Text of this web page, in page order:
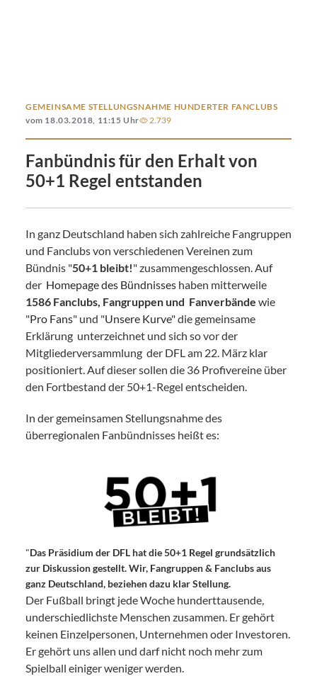
GEMEINSAME STELLUNGSNAHME HUNDERTER FANCLUBS
vom 18.03.2018, 11:15 Uhr
2.739
Fanbündnis für den Erhalt von
50+1 Regel entstanden
In ganz Deutschland haben sich zahlreiche Fangruppen
und Fanclubs von verschiedenen Vereinen zum
Bündnis "50+1 bleibt!" zusammengeschlossen. Auf
der Homepage des Bündnisses haben mitterweile
1586 Fanclubs, Fangruppen und Fanverbände wie
"Pro Fans" und "Unsere Kurve" die gemeinsame
Erklärung unterzeichnet und sich so vor der
Mitgliederversammlung der DFL am 22. März klar
positioniert. Auf dieser sollen die 36 Profivereine über
den Fortbestand der 50+1-Regel entscheiden.
In der gemeinsamen Stellungsnahme des
überregionalen Fanbündnisses heißt es:
"Das Präsidium der DFL hat die 50+1 Regel grundsätzlich
zur Diskussion gestellt. Wir, Fangruppen & Fanclubs aus
ganz Deutschland, beziehen dazu klar Stellung.
Der Fußball bringt jede Woche hunderttausende,
underschiedlichste Menschen zusammen. Er gehört
keinen Einzelpersonen, Unternehmen oder Investoren.
Er gehört uns allen und darf nicht noch mehr zum
Spielball einiger weniger werden.